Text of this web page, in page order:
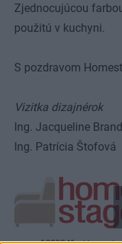
Zjednocujúcou
použitú v kuchyni.
S pozdravom
Vizitka dizajnérok
Ing. Jacqueline
Ing. Patrícia Štofová